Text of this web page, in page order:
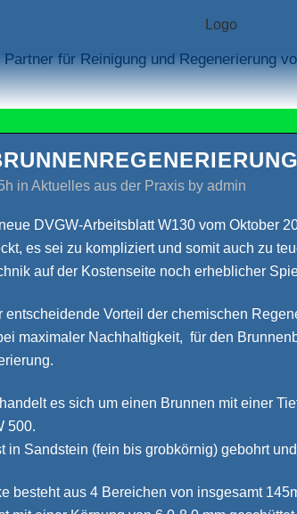
für Reinigung und Regenerierung
in Aktuelles aus der Praxis by admin
DVGW-Arbeitsblatt W130 vom Oktober
es sei zu kompliziert und somit auch zu
auf der Kostenseite noch erheblicher
entscheidende Vorteil der chemischen
maximaler Nachhaltigkeit, für den
es sich um einen Brunnen mit einer
500.
in Sandstein (fein bis grobkörnig) gebohrt
besteht aus 4 Bereichen von insgesamt